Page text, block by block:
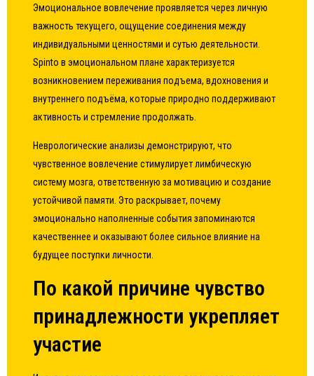
Эмоциональное вовлечение проявляется через личную
важность текущего, ощущение соединения между
индивидуальными ценностями и сутью деятельности.
Spinto в эмоциональном плане характеризуется
возникновением переживания подъема, вдохновения и
внутреннего подъёма, которые природно поддерживают
активность и стремление продолжать.
Неврологические анализы демонстрируют, что
чувственное вовлечение стимулирует лимбическую
систему мозга, ответственную за мотивацию и создание
устойчивой памяти. Это раскрывает, почему
эмоционально наполненные события запоминаются
качественнее и оказывают более сильное влияние на
будущее поступки личности.
По какой причине чувство
принадлежности укрепляет
участие